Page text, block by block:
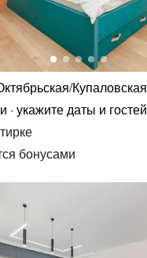
Купаловская
укажите даты и гостей
бонусами